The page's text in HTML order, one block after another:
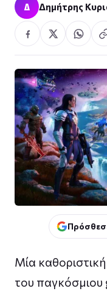
Δ Δημήτρης
Μία
του παγκόσμιου